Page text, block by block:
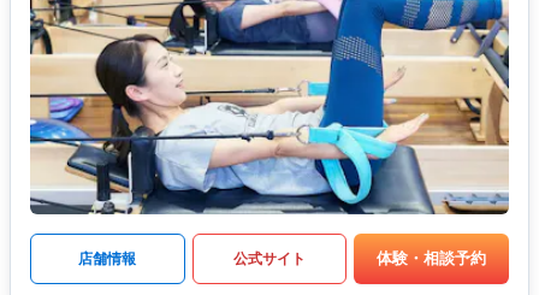
店舗情報 公式サイト 体験・相談予約